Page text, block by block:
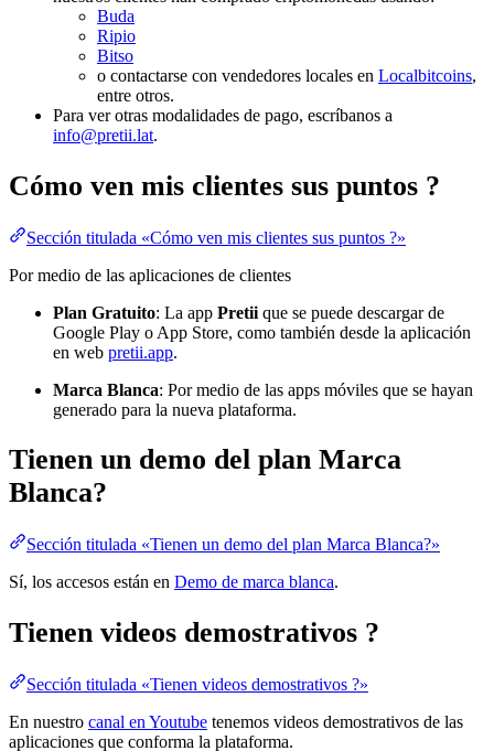
Buda
Ripio
Bitso
o contactarse con vendedores locales en Localbitcoins,
entre otros.
Para ver otras modalidades de pago, escríbanos a
info@pretii.lat.
Cómo ven mis clientes sus puntos ?
Sección titulada «Cómo ven mis clientes sus puntos ?»
Por medio de las aplicaciones de clientes
Plan Gratuito: La app Pretii que se puede descargar de
Google Play o App Store, como también desde la aplicación
en web pretii.app.
Marca Blanca: Por medio de las apps móviles que se hayan
generado para la nueva plataforma.
Tienen un demo del plan Marca
Blanca?
Sección titulada «Tienen un demo del plan Marca Blanca?»
Sí, los accesos están en Demo de marca blanca.
Tienen videos demostrativos ?
Sección titulada «Tienen videos demostrativos ?»
En nuestro canal en Youtube tenemos videos demostrativos de las
aplicaciones que conforma la plataforma.